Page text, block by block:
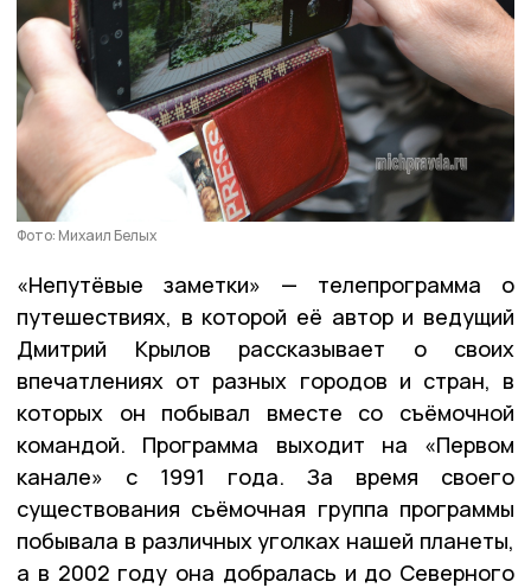
Фото: Михаил Белых
«Непутёвые заметки» — телепрограмма о
путешествиях, в которой её автор и ведущий
Дмитрий Крылов рассказывает о своих
впечатлениях от разных городов и стран, в
которых он побывал вместе со съёмочной
командой. Программа выходит на «Первом
канале» с 1991 года. За время своего
существования съёмочная группа программы
побывала в различных уголках нашей планеты,
а в 2002 году она добралась и до Северного